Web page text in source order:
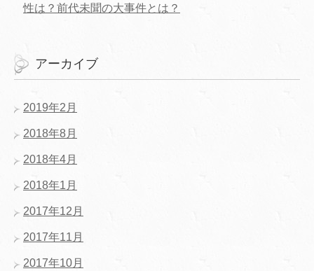
性は？前代未聞の大事件とは？
アーカイブ
2019年2月
2018年8月
2018年4月
2018年1月
2017年12月
2017年11月
2017年10月